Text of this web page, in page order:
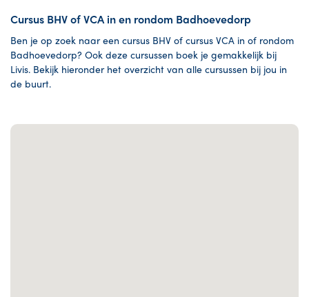
Cursus BHV of VCA in en rondom Badhoevedorp
Ben je op zoek naar een cursus BHV of cursus VCA in of rondom
Badhoevedorp? Ook deze cursussen boek je gemakkelijk bij
Livis. Bekijk hieronder het overzicht van alle cursussen bij jou in
de buurt.